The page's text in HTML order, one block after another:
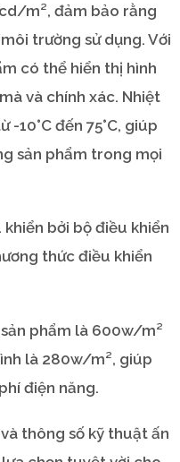
m², đảm bảo rằng
trường sử dụng. Với
có thể hiển thị hình
và chính xác. Nhiệt
10°C đến 75°C, giúp
sản phẩm trong mọi
khiển bởi bộ điều khiển
thức điều khiển
phẩm là 600w/m²
là 280w/m², giúp
điện năng.
thông số kỹ thuật ấn